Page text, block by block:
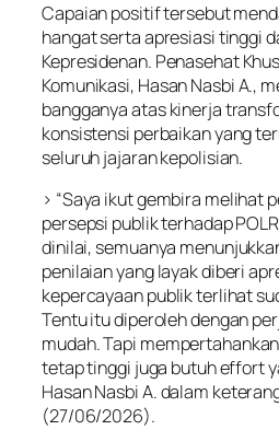
Capaian positif tersebut
hangat serta apresiasi tinggi
Kepresidenan. Penasehat
Komunikasi, Hasan Nasbi A.,
bangganya atas kinerja
konsistensi perbaikan yang
seluruh jajaran kepolisian.
> “Saya ikut gembira melihat
persepsi publik terhadap
dinilai, semuanya
penilaian yang layak diberi
kepercayaan publik terlihat
Tentu itu diperoleh dengan
mudah. Tapi
tetap tinggi juga butuh effort
Hasan Nasbi A. dalam
(27/06/2026).